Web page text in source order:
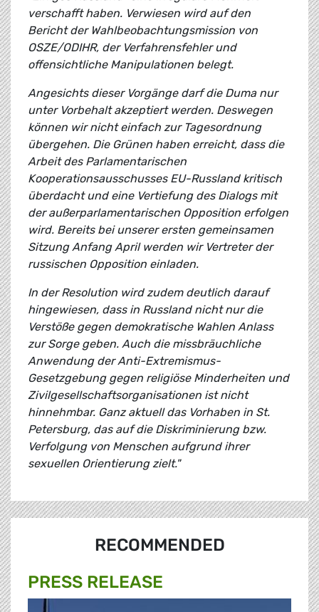
verschafft haben. Verwiesen wird auf den
Bericht der Wahlbeobachtungsmission von
OSZE/ODIHR, der Verfahrensfehler und
offensichtliche Manipulationen belegt.
Angesichts dieser Vorgänge darf die Duma nur
unter Vorbehalt akzeptiert werden. Deswegen
können wir nicht einfach zur Tagesordnung
übergehen. Die Grünen haben erreicht, dass die
Arbeit des Parlamentarischen
Kooperationsausschusses EU-Russland kritisch
überdacht und eine Vertiefung des Dialogs mit
der außerparlamentarischen Opposition erfolgen
wird. Bereits bei unserer ersten gemeinsamen
Sitzung Anfang April werden wir Vertreter der
russischen Opposition einladen.
In der Resolution wird zudem deutlich darauf
hingewiesen, dass in Russland nicht nur die
Verstöße gegen demokratische Wahlen Anlass
zur Sorge geben. Auch die missbräuchliche
Anwendung der Anti-Extremismus-
Gesetzgebung gegen religiöse Minderheiten und
Zivilgesellschaftsorganisationen ist nicht
hinnehmbar. Ganz aktuell das Vorhaben in St.
Petersburg, das auf die Diskriminierung bzw.
Verfolgung von Menschen aufgrund ihrer
sexuellen Orientierung zielt."
RECOMMENDED
PRESS RELEASE